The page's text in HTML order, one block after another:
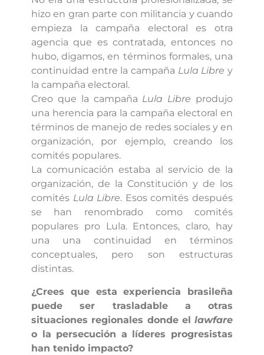
hizo en gran parte con militancia y cuando
empieza la campaña electoral es otra
agencia que es contratada, entonces no
hubo, digamos, en términos formales, una
continuidad entre la campaña Lula Libre y
la campaña electoral.
Creo que la campaña Lula Libre produjo
una herencia para la campaña electoral en
términos de manejo de redes sociales y en
organización, por ejemplo, creando los
comités populares.
La comunicación estaba al servicio de la
organización, de la Constitución y de los
comités Lula Libre. Esos comités después
se han renombrado como comités
populares pro Lula. Entonces, claro, hay
una una continuidad en términos
conceptuales, pero son estructuras
distintas.
¿Crees que esta experiencia brasileña
puede ser trasladable a otras
situaciones regionales donde ellawfare
o la persecución a líderes progresistas
han tenido impacto?